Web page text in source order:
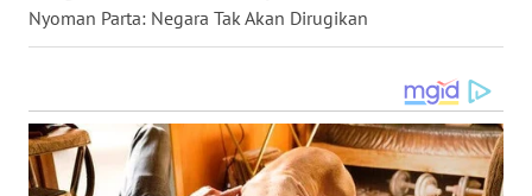
Nyoman Parta: Negara Tak Akan Dirugikan
MALUKU
WN